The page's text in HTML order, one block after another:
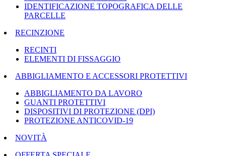
IDENTIFICAZIONE TOPOGRAFICA DELLE
PARCELLE
RECINZIONE
RECINTI
ELEMENTI DI FISSAGGIO
ABBIGLIAMENTO E ACCESSORI PROTETTIVI
ABBIGLIAMENTO DA LAVORO
GUANTI PROTETTIVI
DISPOSITIVI DI PROTEZIONE (DPI)
PROTEZIONE ANTICOVID-19
NOVITÀ